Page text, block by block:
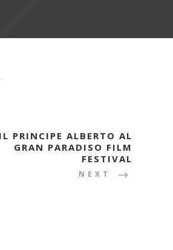
IL PRINCIPE ALBERTO AL
GRAN PARADISO FILM
FESTIVAL
NEXT